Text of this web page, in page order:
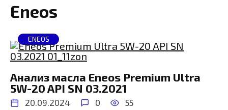
Eneos
ENEOS
Анализ масла Eneos Premium Ultra
5W-20 API SN 03.2021
20.09.2024 0 55